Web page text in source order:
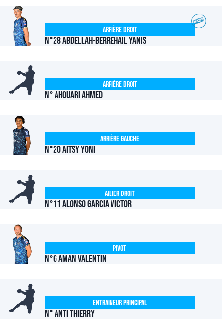
N°28 ABDELLAH-BERREHAIL Yanis
Arrière Droit
N° AHOUARI Ahmed
Arrière Droit
N°20 AITSY Yoni
Arrière Gauche
N°11 ALONSO GARCIA Victor
Ailier Droit
N°6 AMAN Valentin
Pivot
N° ANTI Thierry
Entraineur Principal